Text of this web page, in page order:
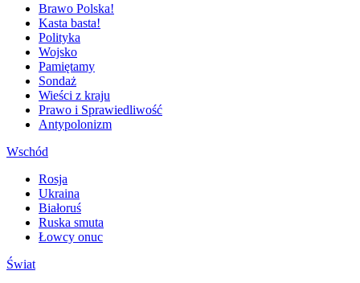
Brawo Polska!
Kasta basta!
Polityka
Wojsko
Pamiętamy
Sondaż
Wieści z kraju
Prawo i Sprawiedliwość
Antypolonizm
Wschód
Rosja
Ukraina
Białoruś
Ruska smuta
Łowcy onuc
Świat